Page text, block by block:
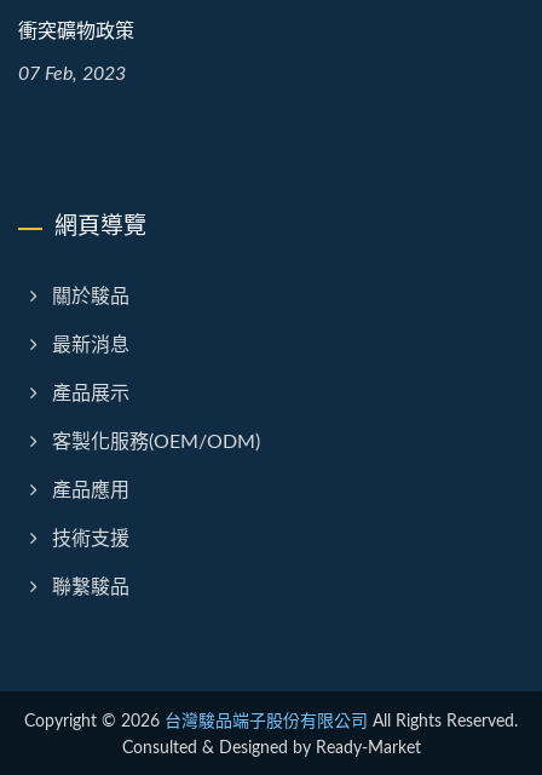
衝突礦物政策
07 Feb, 2023
網頁導覽
關於駿品
最新消息
產品展示
客製化服務(OEM/ODM)
產品應用
技術支援
聯繫駿品
Copyright © 2026 台灣駿品端子股份有限公司 All Rights Reserved.
Consulted & Designed by Ready-Market